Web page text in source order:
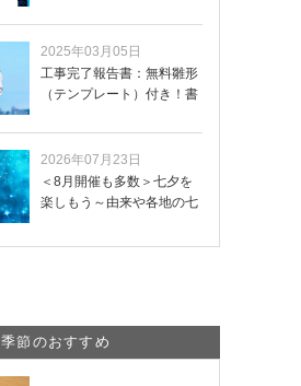
2025年03月05日
工事完了報告書：無料雛形
（テンプレート）付き！書
2026年07月23日
＜8月開催も多数＞七夕を
楽しもう～由来や各地の七
季節のおすすめ